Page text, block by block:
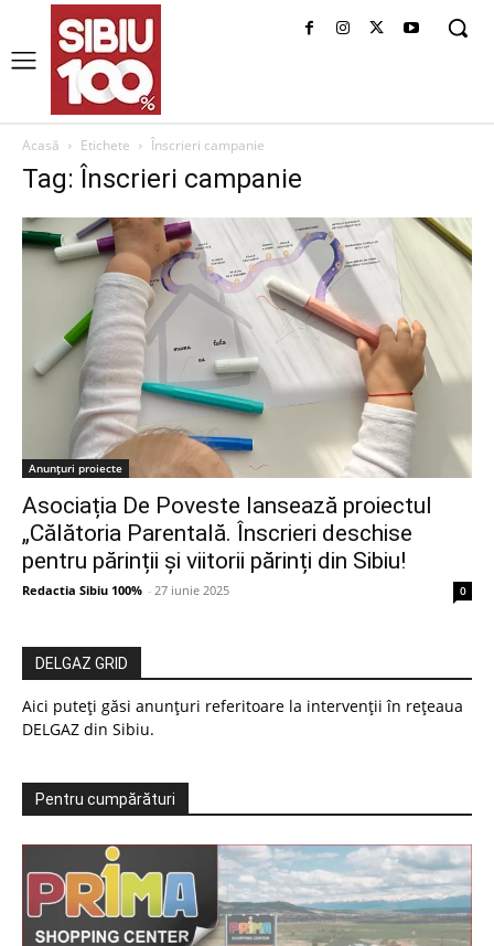
Acasă Etichete Înscrieri campanie
Tag: Înscrieri campanie
Anunțuri proiecte
Asociația De Poveste lansează proiectul
„Călătoria Parentală. Înscrieri deschise
pentru părinții și viitorii părinți din Sibiu!
Redactia Sibiu 100% - 27 iunie 2025 0
DELGAZ GRID
Aici puteți găsi anunțuri referitoare la intervenții în rețeaua
DELGAZ din Sibiu.
Pentru cumpărături